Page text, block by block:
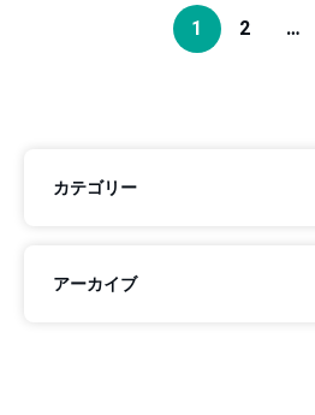
1 2 …
カテゴリー
アーカイブ